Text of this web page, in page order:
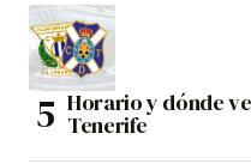
Horario y dónde
Tenerife